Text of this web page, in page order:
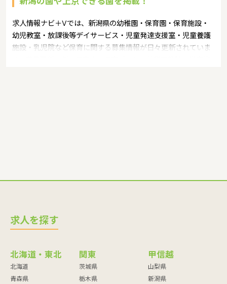
求人情報ナビ＋Vでは、新潟県の幼稚園・保育園・保育施設・
幼児教室・放課後等デイサービス・児童発達支援室・児童養護
施設・乳児院など保育に関する募集情報が日々更新されていま
求人を探す
北海道・東北
北海道
青森県
関東
茨城県
栃木県
甲信越
山梨県
新潟県